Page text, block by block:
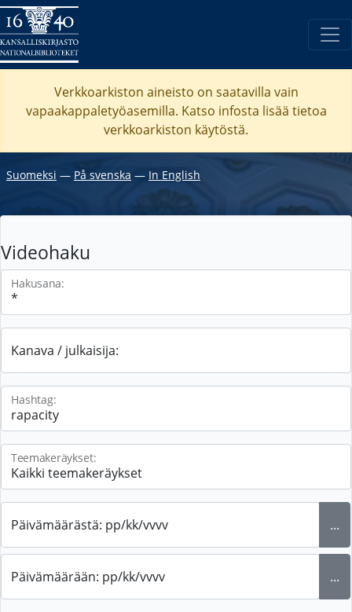
Verkkoarkiston aineisto on saatavilla vain
vapaakappaletyöasemilla. Katso infosta lisää tietoa
verkkoarkiston käytöstä.
Suomeksi ― På svenska ― In English
Videohaku
Hakusana:
Kanava / julkaisija:
Hashtag:
Teemakeräykset:
Päivämäärästä: pp/kk/vvvv ...
Päivämäärään: pp/kk/vvvv ...